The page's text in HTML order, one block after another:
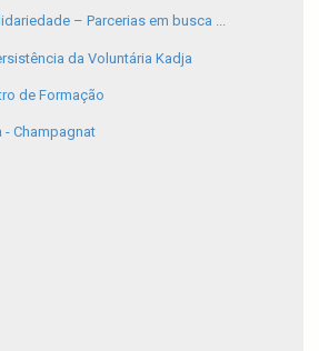
– Parcerias em busca ...
da Voluntária Kadja
de Formação
- Champagnat